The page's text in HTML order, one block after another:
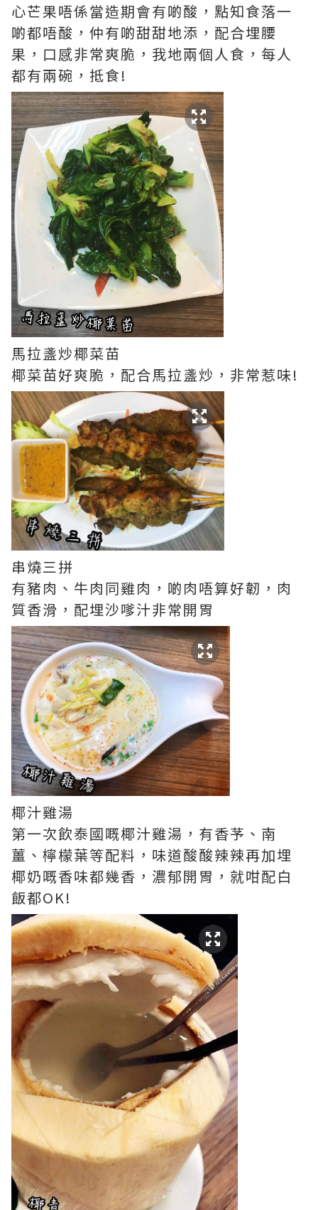
心芒果唔係當造期會有啲酸，點知食落一
啲都唔酸，仲有啲甜甜地添，配合埋腰
果，口感非常爽脆，我地兩個人食，每人
都有兩碗，抵食!
馬拉盞炒椰菜苗
椰菜苗好爽脆，配合馬拉盞炒，非常惹味!
串燒三拼
有豬肉、牛肉同雞肉，啲肉唔算好韌，肉
質香滑，配埋沙嗲汁非常開胃
椰汁雞湯
第一次飲泰國嘅椰汁雞湯，有香芧、南
薑、檸檬葉等配料，味道酸酸辣辣再加埋
椰奶嘅香味都幾香，濃郁開胃，就咁配白
飯都OK!